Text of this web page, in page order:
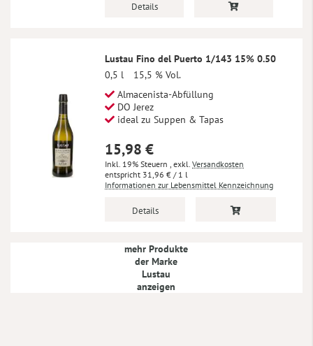
Details
Lustau Fino del Puerto 1/143 15% 0.50
0,5 l
15,5 % Vol.
Almacenista-Abfüllung
DO Jerez
ideal zu Suppen & Tapas
15,98 €
Inkl. 19% Steuern , exkl. Versandkosten
31,96 € / 1 l
Informationen zur Lebensmittel Kennzeichnung
Details
mehr Produkte
der Marke
Lustau
anzeigen